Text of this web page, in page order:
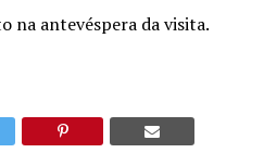
na antevéspera da visita.